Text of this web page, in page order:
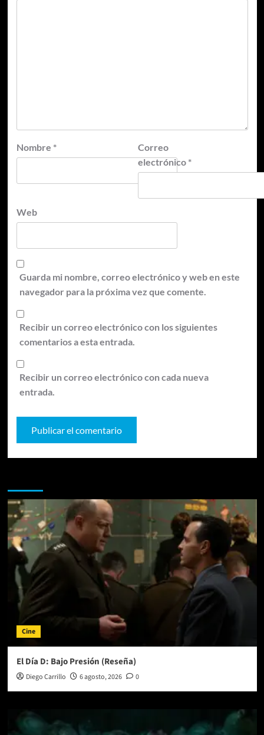
Nombre *
Correo
electrónico *
Web
Guarda mi nombre, correo electrónico y web en este
navegador para la próxima vez que comente.
Recibir un correo electrónico con los siguientes
comentarios a esta entrada.
Recibir un correo electrónico con cada nueva
entrada.
Cine
El Día D: Bajo Presión (Reseña)
Diego Carrillo 6 agosto, 2026 0